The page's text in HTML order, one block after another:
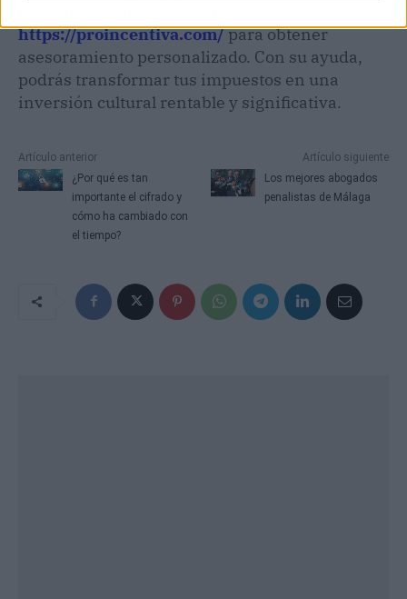
https://proincentiva.com/para obtener
asesoramiento personalizado. Con su ayuda,
podrás transformar tus impuestos en una
inversión cultural rentable y significativa.
Artículo anterior
¿Por qué es tan
importante el cifrado y
cómo ha cambiado con
el tiempo?
Artículo siguiente
Los mejores abogados
penalistas de Málaga